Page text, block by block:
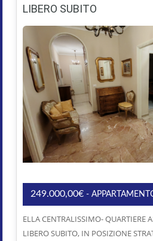
LIBERO SUBITO
249.000,00€ -
ELLA CENTRALISSIMO- QUARTIERE
LIBERO SUBITO, IN POSIZIONE